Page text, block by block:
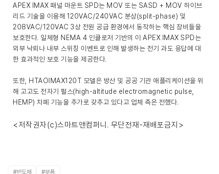
APEX IMAX 패널 마운트 SPD는 MOV 또는 SASD + MOV 하이브
리드 기술을 이용해 120VAC/240VAC 분상(split-phase) 및
208VAC/120VAC 3상 전원 공급 환경에서 동작하는 핵심 장비들을
보호한다. 일체형 NEMA 4 인클로저 기반의 이 APEX IMAX SPD는
외부 낙뢰나 내부 스위칭 이벤트로 인해 발생하는 전기 과도 응답에 대
한 효과적인 보호 기능을 제공한다.
또한, HTAOIMAX120T 모델은 방산 및 공공 기관 애플리케이션을 위
해 고고도 전자기 펄스(high-altitude electromagnetic pulse,
HEMP) 차폐 기능을 추가로 갖추고 있다고 업체 측은 전했다.
<저작권자(c)스마트앤컴퍼니. 무단전재-재배포금지>
#반도체 #부품